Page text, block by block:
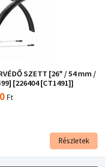
SZETT [26" / 54 mm /
[226404 [CT1491]]
Ft
Részletek